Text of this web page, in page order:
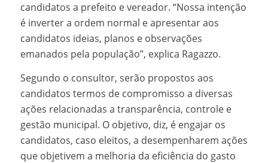
candidatos a prefeito e vereador. “Nossa intenção
é inverter a ordem normal e apresentar aos
candidatos ideias, planos e observações
emanados pela população”, explica Ragazzo.
Segundo o consultor, serão propostos aos
candidatos termos de compromisso a diversas
ações relacionadas a transparência, controle e
gestão municipal. O objetivo, diz, é engajar os
candidatos, caso eleitos, a desempenharem ações
que objetivem a melhoria da eficiência do gasto